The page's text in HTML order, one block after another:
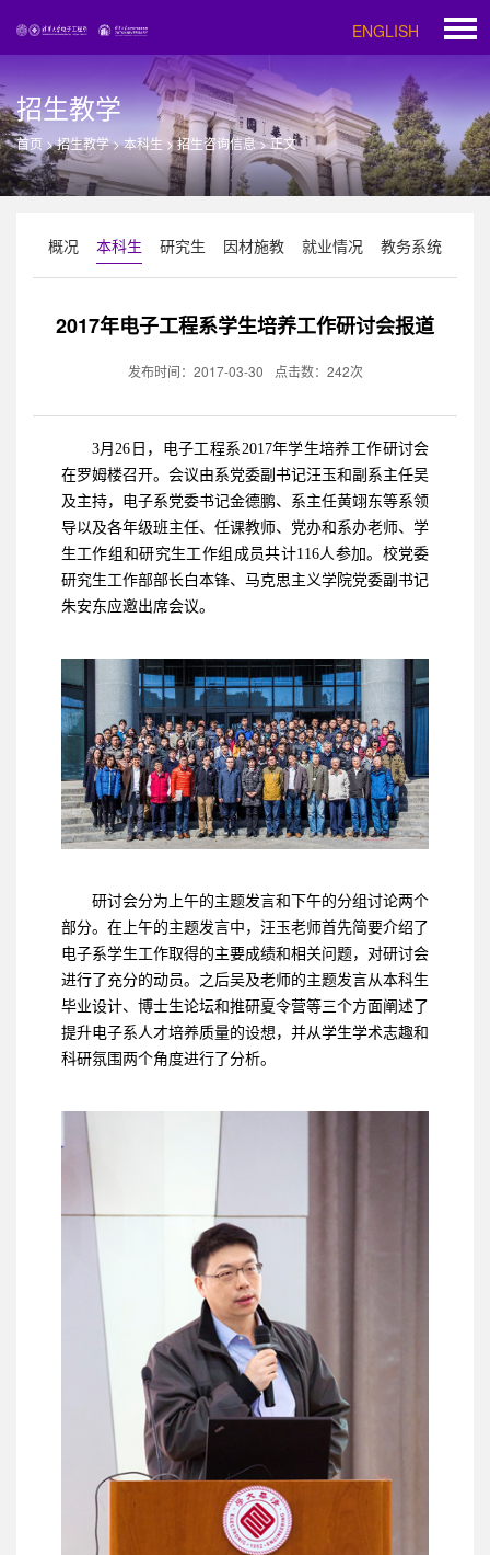
ENGLISH
招生教学
首页 >招生教学>本科生 >招生咨询信息>正文
概况 本科生 研究生 因材施教 就业情况 教务系统
2017年电子工程系学生培养工作研讨会报道
发布时间：2017-03-30 点击数： 242次
3月26日，电子工程系2017年学生培养工作研讨会
在罗姆楼召开。会议由系党委副书记汪玉和副系主任吴
及主持，电子系党委书记金德鹏、系主任黄翊东等系领
导以及各年级班主任、任课教师、党办和系办老师、学
生工作组和研究生工作组成员共计116人参加。校党委
研究生工作部部长白本锋、马克思主义学院党委副书记
朱安东应邀出席会议。
研讨会分为上午的主题发言和下午的分组讨论两个
部分。在上午的主题发言中，汪玉老师首先简要介绍了
电子系学生工作取得的主要成绩和相关问题，对研讨会
进行了充分的动员。之后吴及老师的主题发言从本科生
毕业设计、博士生论坛和推研夏令营等三个方面阐述了
提升电子系人才培养质量的设想，并从学生学术志趣和
科研氛围两个角度进行了分析。